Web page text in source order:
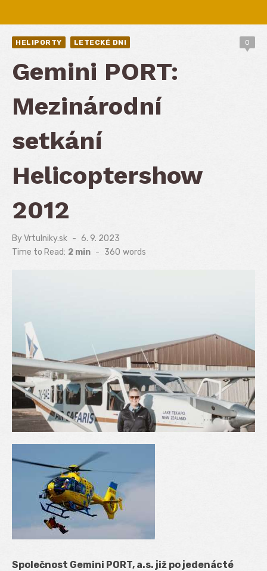
HELIPORTY LETECKÉ DNI 0
Gemini PORT:
Mezinárodní
setkání
Helicoptershow
2012
ByVrtulniky.sk
Posted
on
6. 9. 2023
Time to Read: 2 min - 360 words
Společnost Gemini PORT, a.s. již po jedenácté